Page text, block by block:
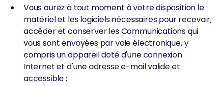
Vous aurez à tout moment à votre disposition le
matériel et les logiciels nécessaires pour recevoir,
accéder et conserver les Communications qui
vous sont envoyées par voie électronique, y
compris un appareil doté d'une connexion
Internet et d'une adresse e-mail valide et
accessible ;